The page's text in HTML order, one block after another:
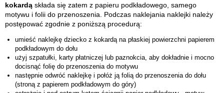
kokardą składa się zatem z papieru podkładowego, samego
motywu i folii do przenoszenia. Podczas naklejania naklejki należy
postępować zgodnie z poniższą procedurą:
umieść naklejkę dziecko z kokardą na płaskiej powierzchni papierem
podkładowym do dołu
użyj szpatułki, karty płatniczej lub paznokcia, aby dokładnie i mocno
docisnąć folię do przenoszenia do motywu
następnie odwróć naklejkę i połóż ją folią do przenoszenia do dołu
(stroną z papierem podkładowym do góry)